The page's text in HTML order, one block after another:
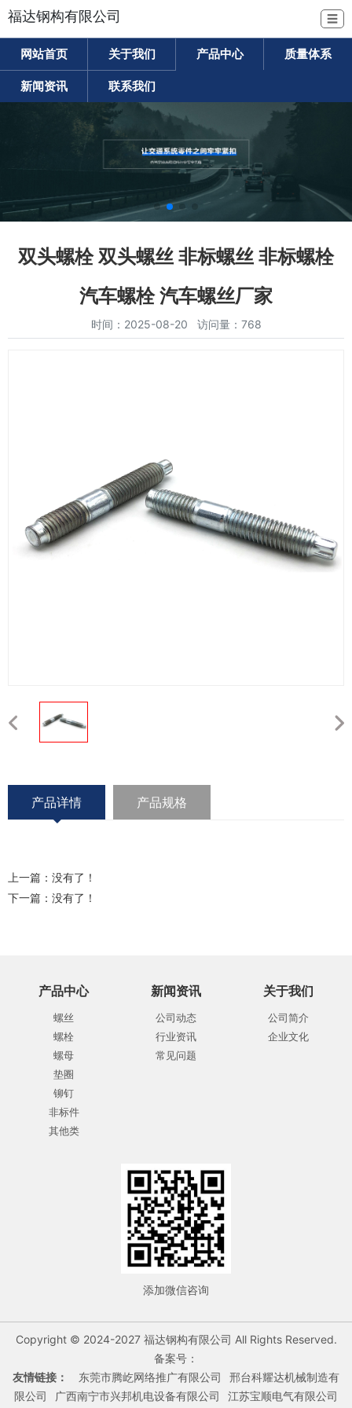
福达钢构有限公司 ☰
网站首页 关于我们 产品中心 质量体系
新闻资讯 联系我们
双头螺栓 双头螺丝 非标螺丝 非标螺栓
汽车螺栓 汽车螺丝厂家
时间：2025-08-20 访问量：768
产品详情 产品规格
上一篇：没有了！
下一篇：没有了！
产品中心
螺丝
螺栓
螺母
垫圈
铆钉
非标件
其他类
新闻资讯
公司动态
行业资讯
常见问题
关于我们
公司简介
企业文化
添加微信咨询
Copyright © 2024-2027 福达钢构有限公司 All Rights Reserved.
备案号：
友情链接：
东莞市腾屹网络推广有限公司
邢台科耀达机械制造有
限公司
广西南宁市兴邦机电设备有限公司
江苏宝顺电气有限公司